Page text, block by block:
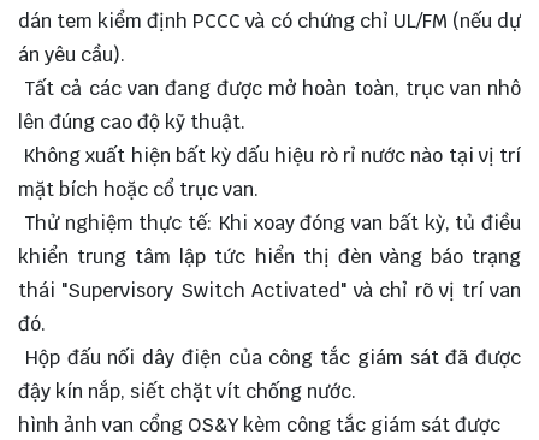
dán tem kiểm định PCCC và có chứng chỉ UL/FM (nếu dự
án yêu cầu).
Tất cả các van đang được mở hoàn toàn, trục van nhô
lên đúng cao độ kỹ thuật.
Không xuất hiện bất kỳ dấu hiệu rò rỉ nước nào tại vị trí
mặt bích hoặc cổ trục van.
Thử nghiệm thực tế: Khi xoay đóng van bất kỳ, tủ điều
khiển trung tâm lập tức hiển thị đèn vàng báo trạng
thái "Supervisory Switch Activated" và chỉ rõ vị trí van
đó.
Hộp đấu nối dây điện của công tắc giám sát đã được
đậy kín nắp, siết chặt vít chống nước.
hình ảnh van cổng OS&Y kèm công tắc giám sát được